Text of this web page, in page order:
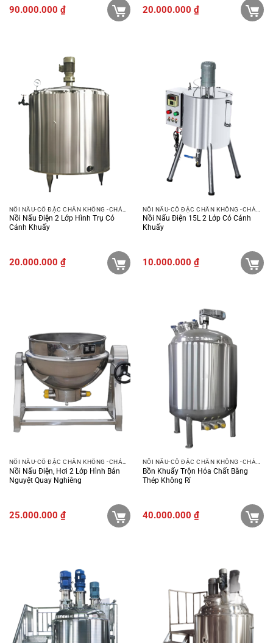
90.000.000 ₫ 20.000.000 ₫
Nồi Nấu Điện 2 Lớp Hình Trụ Có
Cánh Khuấy
20.000.000 ₫
Nồi Nấu Điện 15L 2 Lớp Có Cánh
Khuấy
10.000.000 ₫
Nồi Nấu Điện, Hơi 2 Lớp Hình Bán
Nguyệt Quay Nghiêng
25.000.000 ₫
Bồn Khuấy Trộn Hóa Chất Bằng
Thép Không Rỉ
40.000.000 ₫